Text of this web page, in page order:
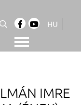
HU
IMRE